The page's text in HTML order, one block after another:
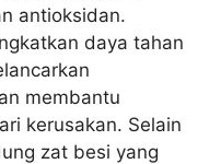
antioksidan.
daya tahan
membantu
kerusakan. Selain
zat besi yang